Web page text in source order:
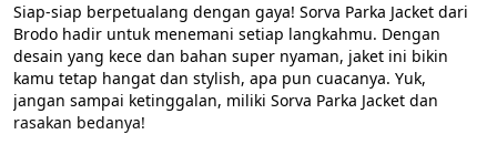
Siap-siap berpetualang dengan gaya! Sorva Parka Jacket dari
Brodo hadir untuk menemani setiap langkahmu. Dengan
desain yang kece dan bahan super nyaman, jaket ini bikin
kamu tetap hangat dan stylish, apa pun cuacanya. Yuk,
jangan sampai ketinggalan, miliki Sorva Parka Jacket dan
rasakan bedanya!